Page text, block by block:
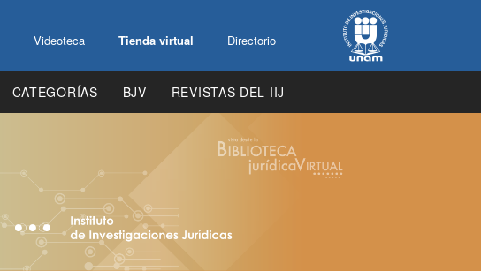
Videoteca Tienda virtual Directorio
CATEGORÍAS BJV REVISTAS DEL IIJ